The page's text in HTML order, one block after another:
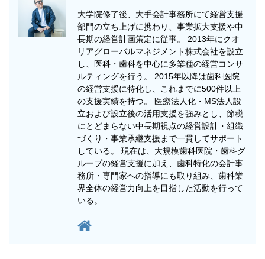
大学院修了後、大手会計事務所にて経営支援
部門の立ち上げに携わり、事業拡大支援や中
長期の経営計画策定に従事。 2013年にクオ
リアグローバルマネジメント株式会社を設立
し、医科・歯科を中心に多業種の経営コンサ
ルティングを行う。 2015年以降は歯科医院
の経営支援に特化し、これまでに500件以上
の支援実績を持つ。 医療法人化・MS法人設
立および設立後の活用支援を強みとし、節税
にとどまらない中長期視点の経営設計・組織
づくり・事業承継支援まで一貫してサポート
している。 現在は、大規模歯科医院・歯科グ
ループの経営支援に加え、歯科特化の会計事
務所・専門家への指導にも取り組み、歯科業
界全体の経営力向上を目指した活動を行って
いる。